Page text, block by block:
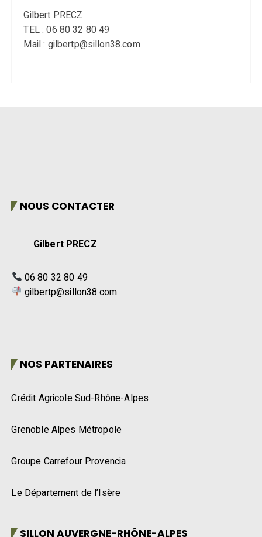
Gilbert PRECZ
TEL : 06 80 32 80 49
Mail : gilbertp@sillon38.com
NOUS CONTACTER
Gilbert PRECZ
06 80 32 80 49
gilbertp@sillon38.com
NOS PARTENAIRES
Crédit Agricole Sud-Rhône-Alpes
Grenoble Alpes Métropole
Groupe Carrefour Provencia
Le Département de l’Isère
SILLON AUVERGNE-RHÔNE-ALPES